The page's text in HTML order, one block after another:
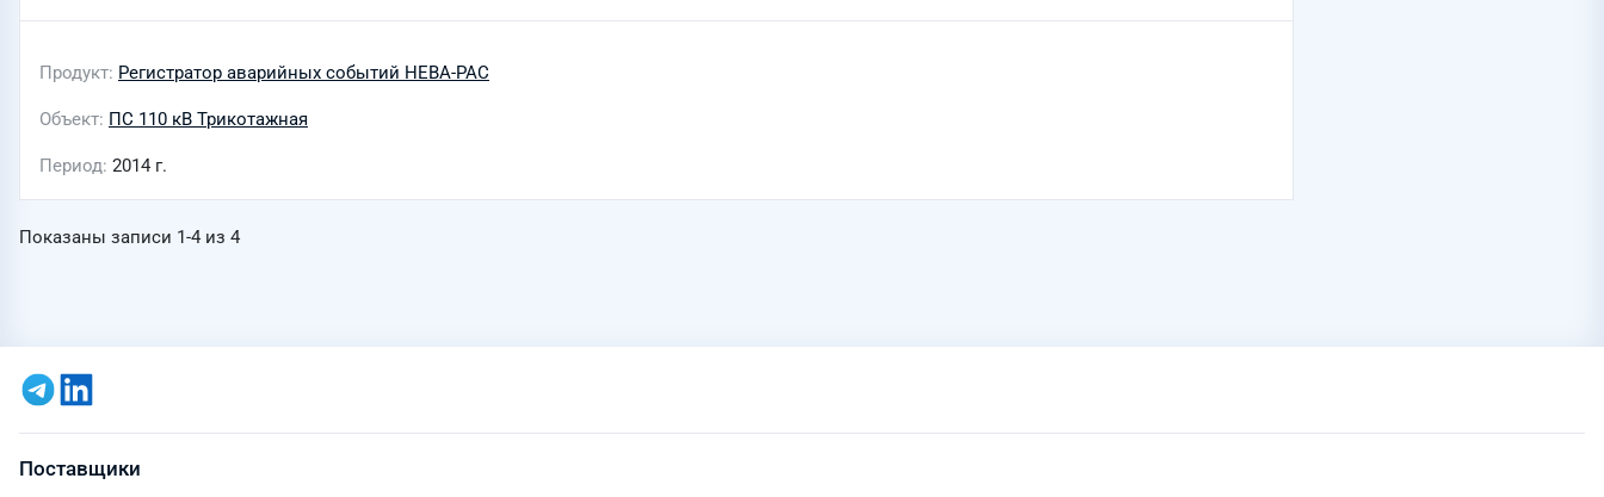
Продукт Регистратор аварийных событий НЕВА-РАС
Объект ПС 110 кВ Трикотажная
Период 2014 г.
Показаны записи 1-4 из 4
Поставщики